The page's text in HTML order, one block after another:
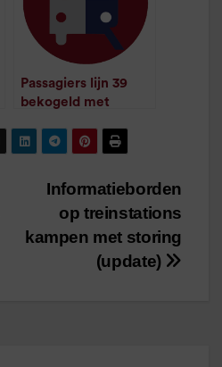
Passagiers lijn 39
bekogeld met
/ minuut leestijd
Informatieborden
op treinstations
kampen met storing
(update)